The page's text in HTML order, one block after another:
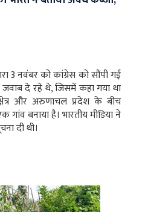
3 नवंबर को कांग्रेस को सौंपी गई
दे रहे थे, जिसमें कहा गया था
और अरुणाचल प्रदेश के बीच
गांव बनाया है। भारतीय मीडिया ने
दी थी।